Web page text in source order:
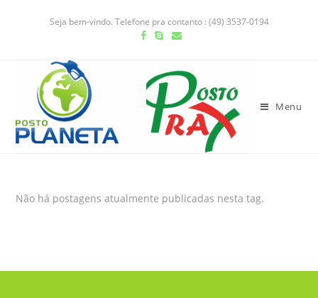
Seja bem-vindo. Telefone pra contanto : (49) 3537-0194
Menu
Não há postagens atualmente publicadas nesta tag.